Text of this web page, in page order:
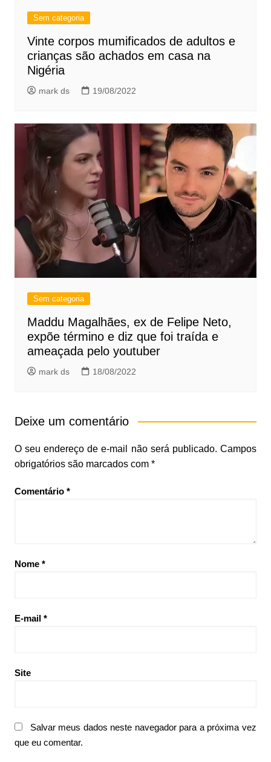
Sem categoria
Vinte corpos mumificados de adultos e
crianças são achados em casa na
Nigéria
mark ds 19/08/2022
Sem categoria
Maddu Magalhães, ex de Felipe Neto,
expõe término e diz que foi traída e
ameaçada pelo youtuber
mark ds 18/08/2022
Deixe um comentário
O seu endereço de e-mail não será publicado. Campos
obrigatórios são marcados com *
Comentário *
Nome *
E-mail *
Site
Salvar meus dados neste navegador para a próxima vez
que eu comentar.